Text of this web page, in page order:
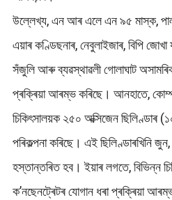
উল্লেখ্য, এন আৰ এলে এন ৯৫ মাস্ক, পালচ
এয়াৰ কণ্ডিছনাৰ, নেবুলাইজাৰ, বিপি জোখা
সঁজুলি আৰু ব্যৱস্থাৱলী গোলাঘাট
প্ৰক্ৰিয়া আৰম্ভ কৰিছে। আনহাতে,
চিকিৎসালয়ক ২৫০ অক্সিজেন ছিলিণ্ডাৰ
পৰিকল্পনা কৰিছে। এই ছিলিণ্ডাৰখিনি
হস্তান্তৰিত হব। ইয়াৰ লগতে, বিভিন্ন
ক’নছেনট্ৰেটৰ যোগান ধৰা প্ৰক্ৰিয়া